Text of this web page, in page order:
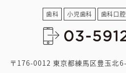
歯科 小児歯科 歯科口
〒176-0012 東京都練馬区豊玉北